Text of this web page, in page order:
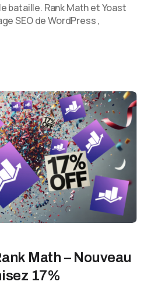
bataille. Rank Math et Yoast
SEO de WordPress ,
Math – Nouveau
17%